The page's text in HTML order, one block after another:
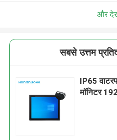
और
सबसे उत्तम
IP65
मॉनिटर